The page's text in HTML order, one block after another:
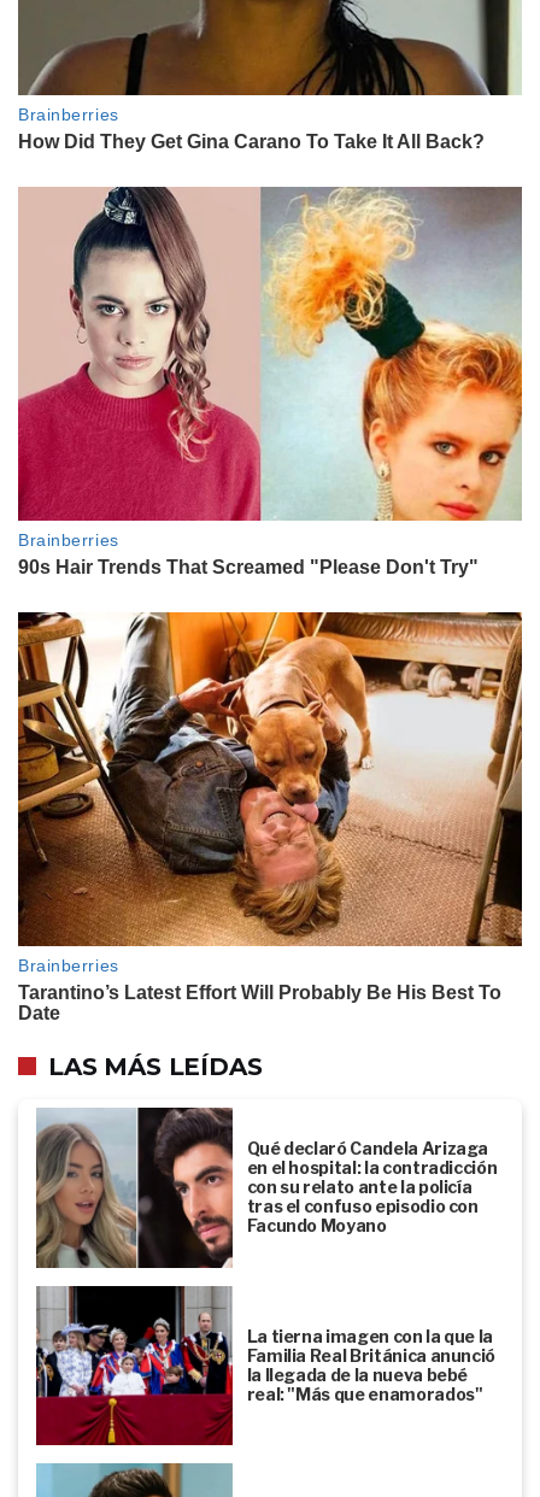
LAS MÁS LEÍDAS
Qué declaró Candela Arizaga
en el hospital: la contradicción
con su relato ante la policía
tras el confuso episodio con
Facundo Moyano
La tierna imagen con la que la
Familia Real Británica anunció
la llegada de la nueva bebé
real: "Más que enamorados"